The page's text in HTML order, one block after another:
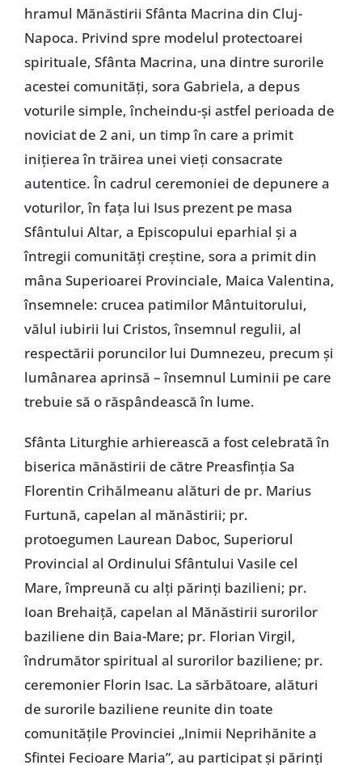
hramul Mănăstirii Sfânta Macrina din Cluj-
Napoca. Privind spre modelul protectoarei
spirituale, Sfânta Macrina, una dintre surorile
acestei comunităţi, sora Gabriela, a depus
voturile simple, încheindu-şi astfel perioada de
noviciat de 2 ani, un timp în care a primit
iniţierea în trăirea unei vieţi consacrate
autentice. În cadrul ceremoniei de depunere a
voturilor, în faţa lui Isus prezent pe masa
Sfântului Altar, a Episcopului eparhial şi a
întregii comunităţi creştine, sora a primit din
mâna Superioarei Provinciale, Maica Valentina,
însemnele: crucea patimilor Mântuitorului,
vălul iubirii lui Cristos, însemnul regulii, al
respectării poruncilor lui Dumnezeu, precum şi
lumânarea aprinsă – însemnul Luminii pe care
trebuie să o răspândească în lume.
Sfânta Liturghie arhierească a fost celebrată în
biserica mănăstirii de către Preasfinţia Sa
Florentin Crihălmeanu alături de pr. Marius
Furtună, capelan al mănăstirii; pr.
protoegumen Laurean Daboc, Superiorul
Provincial al Ordinului Sfântului Vasile cel
Mare, împreună cu alţi părinţi bazilieni; pr.
Ioan Brehaiţă, capelan al Mănăstirii surorilor
baziliene din Baia-Mare; pr. Florian Virgil,
îndrumător spiritual al surorilor baziliene; pr.
ceremonier Florin Isac. La sărbătoare, alături
de surorile baziliene reunite din toate
comunităţile Provinciei „Inimii Neprihănite a
Sfintei Fecioare Maria”, au participat şi părinţi